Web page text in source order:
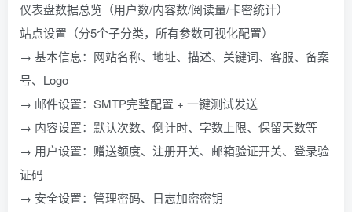
仪表盘数据总览（用户数/内容数/阅读量/卡密统计）
站点设置（分5个子分类，所有参数可视化配置）
→ 基本信息：网站名称、地址、描述、关键词、客服、备案
号、Logo
→ 邮件设置：SMTP完整配置 + 一键测试发送
→ 内容设置：默认次数、倒计时、字数上限、保留天数等
→ 用户设置：赠送额度、注册开关、邮箱验证开关、登录验
证码
→ 安全设置：管理密码、日志加密密钥